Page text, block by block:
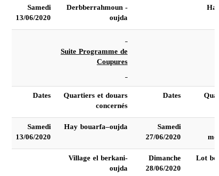
Derbberrahmoun -
oujda
Samedi
13/06/2020
Suite Programme de
Coupures
Dates
Quartiers et douars
concernés
Dates
Samedi
27/06/2020
Hay bouarfa–oujda
Samedi
13/06/2020
Lot
Dimanche
28/06/2020
Village el berkani-
oujda